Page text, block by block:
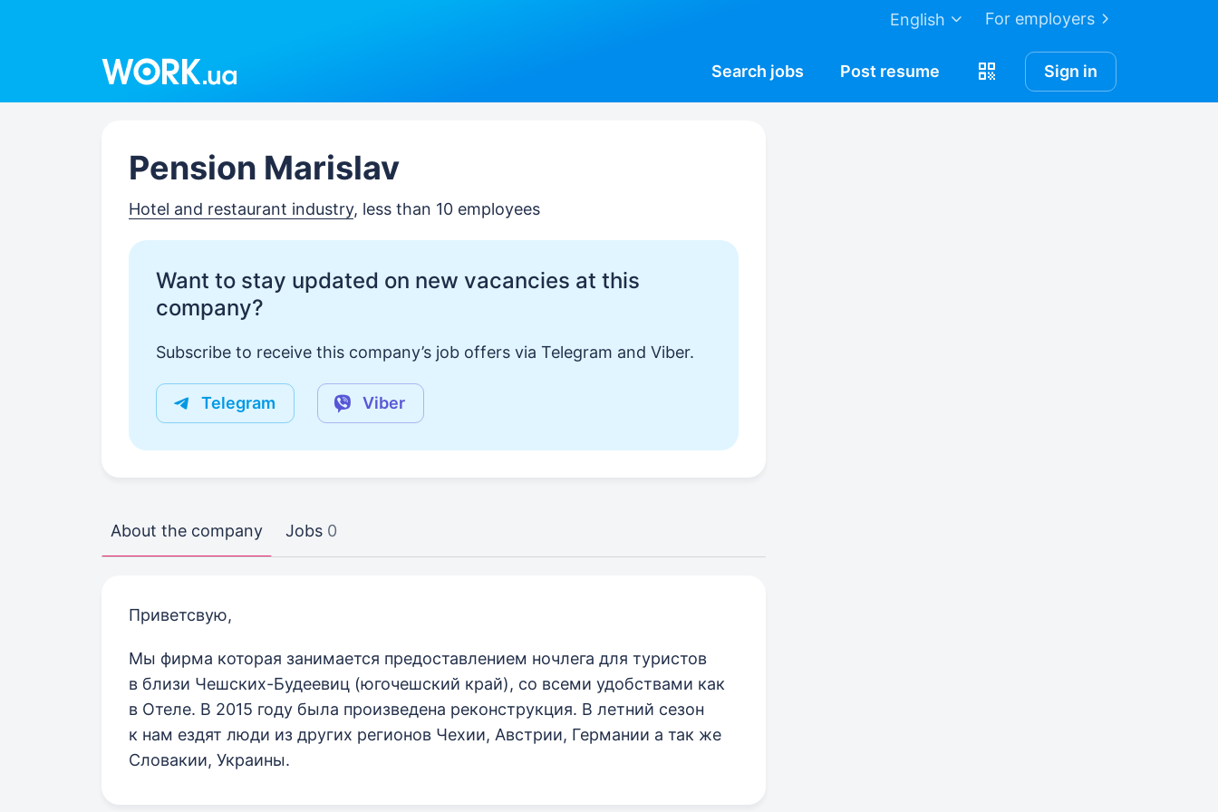
For employers
English
Search jobs Post resume Sign in
Pension Marislav
Hotel and restaurant industry, less than 10 employees
Want to stay updated on new vacancies at this
company?
Subscribe to receive this company’s job offers via Telegram and Viber.
Telegram Viber
About the company Jobs 0
Приветсвую,
Мы фирма которая занимается предоставлением ночлега для туристов
в близи Чешских-Будеевиц (югочешский край), со всеми удобствами как
в Отеле. В 2015 году была произведена реконструкция. В летний сезон
к нам ездят люди из других регионов Чехии, Австрии, Германии а так же
Словакии, Украины.